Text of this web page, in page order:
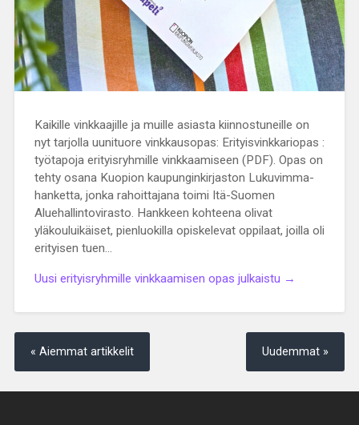
Kaikille vinkkaajille ja muille asiasta kiinnostuneille on
nyt tarjolla uunituore vinkkausopas: Erityisvinkkariopas :
työtapoja erityisryhmille vinkkaamiseen (PDF). Opas on
tehty osana Kuopion kaupunginkirjaston Lukuvimma-
hanketta, jonka rahoittajana toimi Itä-Suomen
Aluehallintovirasto. Hankkeen kohteena olivat
yläkouluikäiset, pienluokilla opiskelevat oppilaat, joilla oli
erityisen tuen…
Uusi erityisryhmille vinkkaamisen opas julkaistu →
« Aiemmat artikkelit Uudemmat »